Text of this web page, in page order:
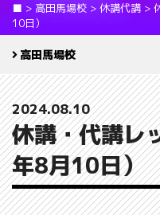
■ > 高田馬場校 > 休講代講 >
10日）
高田馬場校
2024.08.10
休講・代講レ
年8月10日）